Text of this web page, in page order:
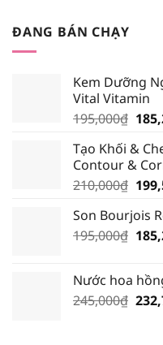
ĐANG BÁN CHẠY
Kem Dưỡng
Vital Vitamin
195,000₫ Giá
là:
Tạo Khối &
Contour &
210,000₫ Giá
là:
Son Bourjois
195,000₫ Giá
Nước hoa
245,000₫ Giá